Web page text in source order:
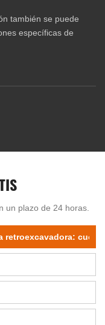
también se puede
específicas de
un plazo de 24 horas.